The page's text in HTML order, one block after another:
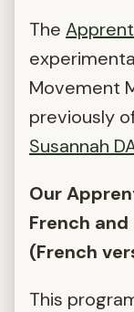
The
Movement
previously
Susannah
Our
French
(French
This